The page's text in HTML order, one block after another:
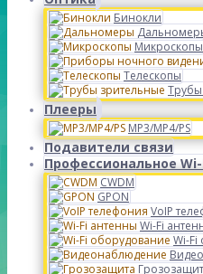
Бинокли
Микроскопы
Телескопы
Плееры
MP3/MP4/PS
Подавители связи
Профессиональное
CWDM
GPON
VoIP
Wi-Fi
Wi-Fi